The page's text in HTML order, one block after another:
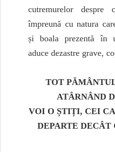
cutremurelor despre
împreună cu natura
și boala prezentă în
aduce dezastre grave,
TOT
ATÂRNÂND
VOI O ȘTIȚI, CEI
DEPARTE DECÂT